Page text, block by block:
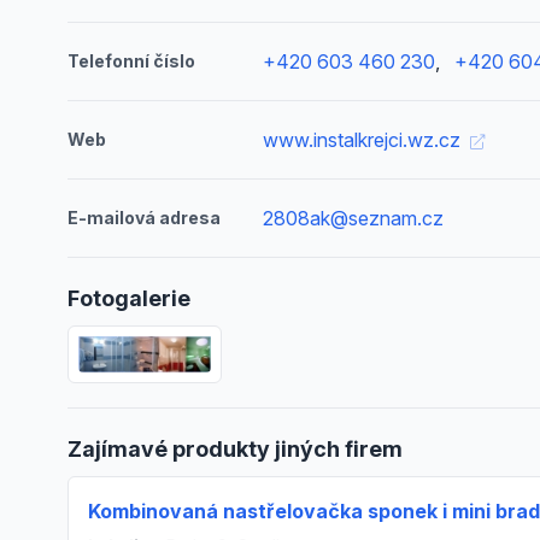
Telefonní číslo +420 603 460 230, +420
Web www.instalkrejci.wz.cz
E-mailová adresa 2808ak@seznam.cz
Fotogalerie
Zajímavé produkty jiných firem
Kombinovaná nastřelovačka sponek i mini